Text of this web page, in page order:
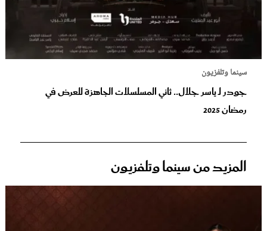
سينما وتلفزيون
جودر لـ ياسر جلال.. ثاني المسلسلات الجاهزة للعرض في
رمضان 2025
المزيد من سينما وتلفزيون